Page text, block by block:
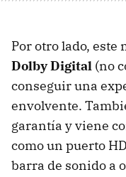
Por otro lado, este
Dolby Digital (no
conseguir una
envolvente.
garantía y viene
como un puerto
barra de sonido a